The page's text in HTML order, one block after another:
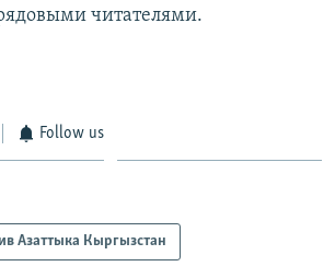
читателями.
Follow us
Азаттыка Кыргызстан